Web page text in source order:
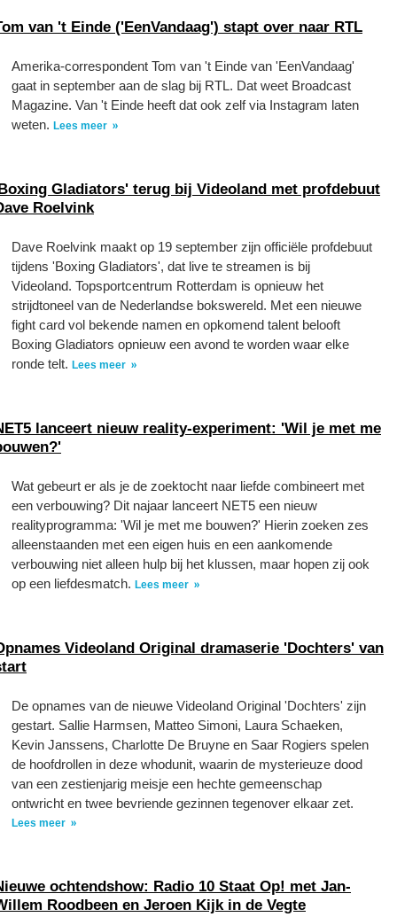
van 't Einde ('EenVandaag') stapt over naar RTL
Amerika-correspondent Tom van 't Einde van 'EenVandaag'
gaat in september aan de slag bij RTL. Dat weet Broadcast
Magazine. Van 't Einde heeft dat ook zelf via Instagram laten
weten. Lees meer
Gladiators' terug bij Videoland met profdebuut
Roelvink
Dave Roelvink maakt op 19 september zijn officiële profdebuut
tijdens 'Boxing Gladiators', dat live te streamen is bij
Videoland. Topsportcentrum Rotterdam is opnieuw het
strijdtoneel van de Nederlandse bokswereld. Met een nieuwe
fight card vol bekende namen en opkomend talent belooft
Boxing Gladiators opnieuw een avond te worden waar elke
ronde telt. Lees meer
lanceert nieuw reality-experiment: 'Wil je met me
Wat gebeurt er als je de zoektocht naar liefde combineert met
een verbouwing? Dit najaar lanceert NET5 een nieuw
realityprogramma: 'Wil je met me bouwen?' Hierin zoeken zes
alleenstaanden met een eigen huis en een aankomende
verbouwing niet alleen hulp bij het klussen, maar hopen zij ook
op een liefdesmatch. Lees meer
Videoland Original dramaserie 'Dochters' van
De opnames van de nieuwe Videoland Original 'Dochters' zijn
gestart. Sallie Harmsen, Matteo Simoni, Laura Schaeken,
Kevin Janssens, Charlotte De Bruyne en Saar Rogiers spelen
de hoofdrollen in deze whodunit, waarin de mysterieuze dood
van een zestienjarig meisje een hechte gemeenschap
ontwricht en twee bevriende gezinnen tegenover elkaar zet.
Lees meer
ochtendshow: Radio 10 Staat Op! met Jan-
Roodbeen en Jeroen Kijk in de Vegte